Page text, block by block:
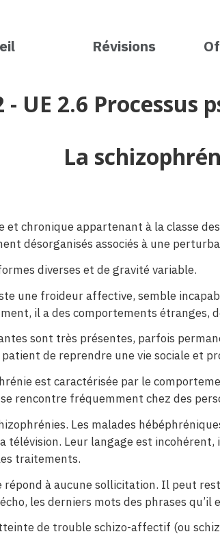
Révisions
- UE 2.6
La
chronique appartenant à la classe
désorganisés associés à une
diverses et de gravité variable.
une froideur affective, semble
il a des comportements étranges,
sont très présentes, parfois
de reprendre une vie sociale et
est caractérisée par le
rencontre fréquemment chez des
Les malades
télévision. Leur langage est
traitements.
répond à aucune sollicitation. Il peut
les derniers mots des phrases
de trouble schizo-affectif (ou